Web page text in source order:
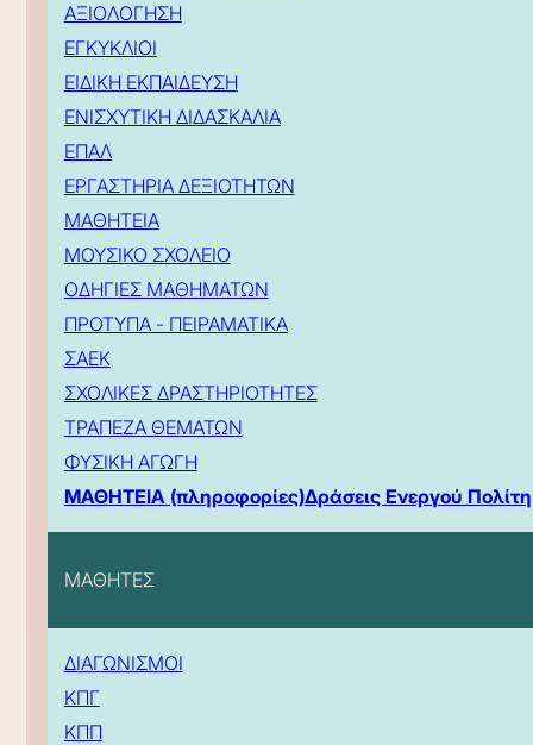
ΑΞΙΟΛΟΓΗΣΗ
ΕΓΚΥΚΛΙΟΙ
ΕΙΔΙΚΗ ΕΚΠΑΙΔΕΥΣΗ
ΕΝΙΣΧΥΤΙΚΗ ΔΙΔΑΣΚΑΛΙΑ
ΕΠΑΛ
ΕΡΓΑΣΤΗΡΙΑ ΔΕΞΙΟΤΗΤΩΝ
ΜΑΘΗΤΕΙΑ
ΜΟΥΣΙΚΟ ΣΧΟΛΕΙΟ
ΟΔΗΓΙΕΣ ΜΑΘΗΜΑΤΩΝ
ΠΡΟΤΥΠΑ - ΠΕΙΡΑΜΑΤΙΚΑ
ΣΑΕΚ
ΣΧΟΛΙΚΕΣ ΔΡΑΣΤΗΡΙΟΤΗΤΕΣ
ΤΡΑΠΕΖΑ ΘΕΜΑΤΩΝ
ΦΥΣΙΚΗ ΑΓΩΓΗ
ΜΑΘΗΤΕΙΑ (πληροφορίες)Δράσεις Ενεργού Πολίτη
ΜΑΘΗΤΕΣ
ΔΙΑΓΩΝΙΣΜΟΙ
ΚΠΓ
ΚΠΠ